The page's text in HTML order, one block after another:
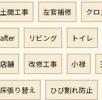
土間工事 左官補修 クロ
after リビング トイレ
店舗 改修工事 小禄
床張り替え ひび割れ防止